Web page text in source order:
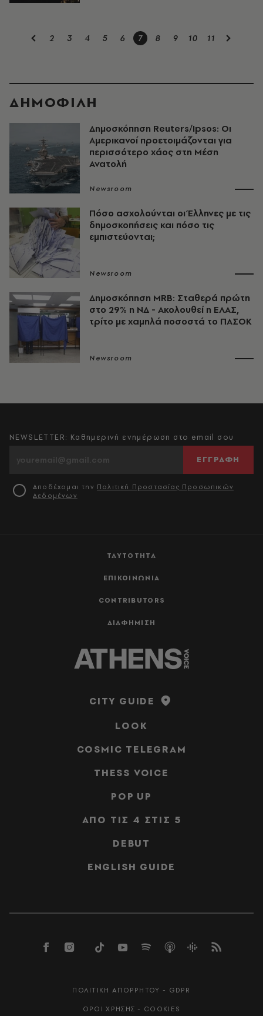
2 3 4 5 6 7 8 9 10 11
ΔΗΜΟΦΙΛΗ
Δημοσκόπηση Reuters/Ipsos: Οι
Αμερικανοί προετοιμάζονται για
περισσότερο χάος στη Μέση
Ανατολή
Newsroom
Πόσο ασχολούνται οι Έλληνες με τις
δημοσκοπήσεις και πόσο τις
εμπιστεύονται;
Newsroom
Δημοσκόπηση MRB: Σταθερά πρώτη
στo 29% η ΝΔ - Ακολουθεί η ΕΛΑΣ,
τρίτο με χαμηλά ποσοστά το ΠΑΣΟΚ
Newsroom
ΤΑΥΤΟΤΗΤΑ
ΕΠΙΚΟΙΝΩΝΙΑ
CONTRIBUTORS
ΔΙΑΦΗΜΙΣΗ
NEWSLETTER: Καθημερινή ενημέρωση στο email σου
ΕΓΓΡΑΦΗ
Αποδέχομαι την Πολιτική Προστασίας Προσωπικών
Δεδομένων
CITY GUIDE
LOOK
COSMIC TELEGRAM
THESS VOICE
POP UP
ΑΠΟ ΤΙΣ 4 ΣΤΙΣ 5
DEBUT
ENGLISH GUIDE
ΠΟΛΙΤΙΚΗ ΑΠΟΡΡΗΤΟΥ - GDPR
ΟΡΟΙ ΧΡΗΣΗΣ - COOKIES